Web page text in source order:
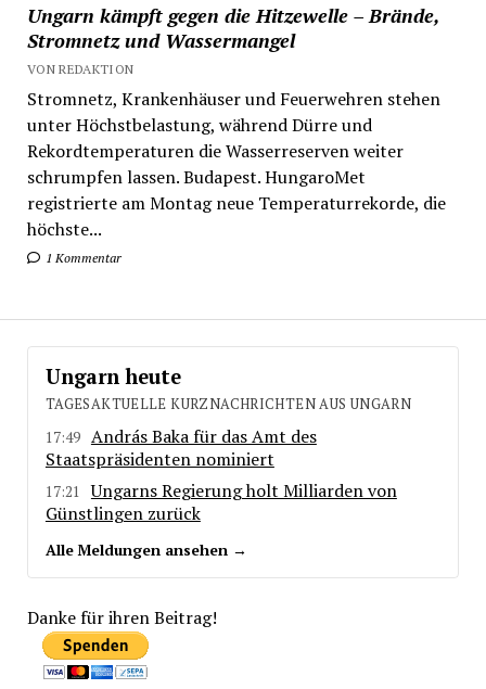
Ungarn kämpft gegen die Hitzewelle – Brände,
Stromnetz und Wassermangel
VON REDAKTION
Stromnetz, Krankenhäuser und Feuerwehren stehen
unter Höchstbelastung, während Dürre und
Rekordtemperaturen die Wasserreserven weiter
schrumpfen lassen. Budapest. HungaroMet
registrierte am Montag neue Temperaturrekorde, die
höchste...
1 Kommentar
Ungarn heute
TAGESAKTUELLE KURZNACHRICHTEN AUS UNGARN
17:49 András Baka für das Amt des
Staatspräsidenten nominiert
17:21
Ungarns Regierung holt Milliarden von
Günstlingen zurück
Alle Meldungen ansehen →
Danke für ihren Beitrag!